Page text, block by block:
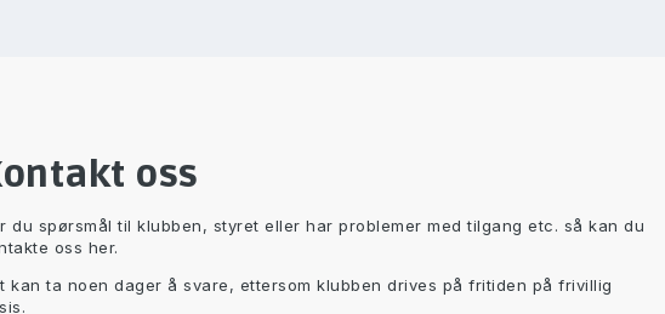
oss
du spørsmål til klubben, styret eller har problemer med tilgang etc. så kan du
oss her.
kan ta noen dager å svare, ettersom klubben drives på fritiden på frivillig